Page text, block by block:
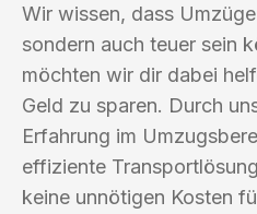
Wir wissen, dass
sondern auch teuer sein
möchten wir dir dabei
Geld zu sparen. Durch
Erfahrung im
effiziente
keine unnötigen Kosten